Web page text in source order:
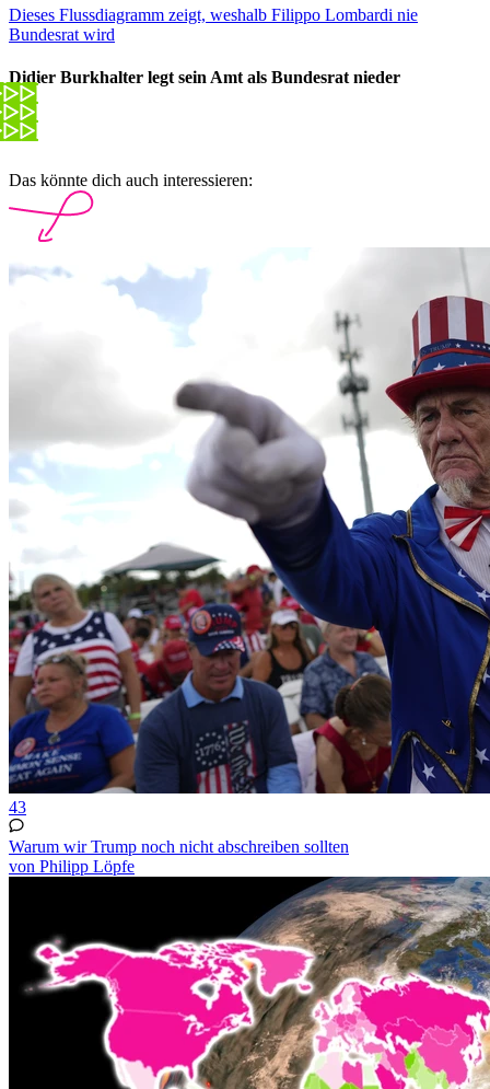
Dieses Flussdiagramm zeigt, weshalb Filippo Lombardi nie
Bundesrat wird
Didier Burkhalter legt sein Amt als Bundesrat nieder
Das könnte dich auch interessieren:
43
Warum wir Trump noch nicht abschreiben sollten
von Philipp Löpfe